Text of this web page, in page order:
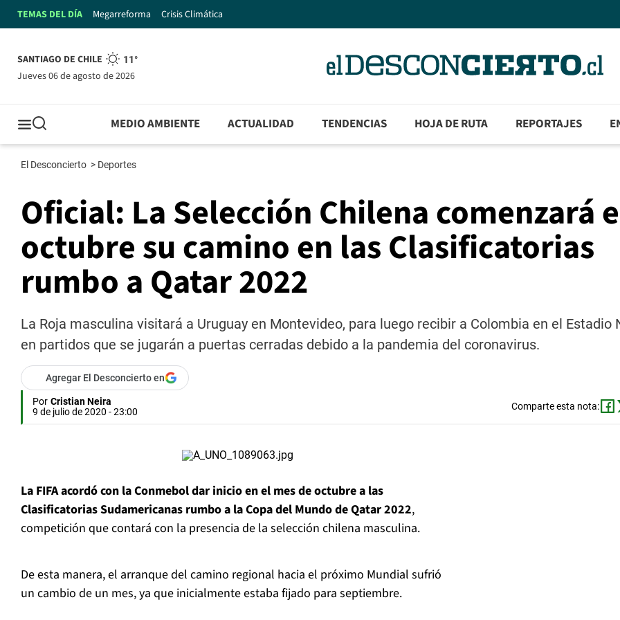
TEMAS DEL DÍA Megarreforma Crisis Climática
SANTIAGO DE CHILE 11°
jueves 06 de agosto de 2026
MEDIO AMBIENTE ACTUALIDAD TENDENCIAS HOJA DE RUTA REPORTAJES
El Desconcierto > Deportes
Oficial: La Selección Chilena comenzará
octubre su camino en las Clasificatorias
rumbo a Qatar 2022
La Roja masculina visitará a Uruguay en Montevideo, para luego recibir a Colombia en el Estadio
en partidos que se jugarán a puertas cerradas debido a la pandemia del coronavirus.
Agregar El Desconcierto en
Por Cristian Neira
9 de julio de 2020 - 23:00
Comparte esta nota:
La FIFA acordó con la Conmebol dar inicio en el mes de octubre a las
Clasificatorias Sudamericanas rumbo a la Copa del Mundo de Qatar 2022,
competición que contará con la presencia de la selección chilena masculina.
De esta manera, el arranque del camino regional hacia el próximo Mundial sufrió
un cambio de un mes, ya que inicialmente estaba fijado para septiembre.